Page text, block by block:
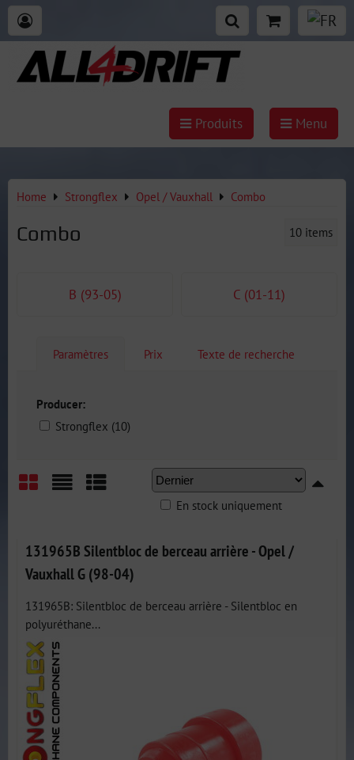
Produits Menu
Home Strongflex Opel / Vauxhall Combo
Combo 10 items
B (93-05) C (01-11)
Paramètres Prix Texte de recherche
Producer:
Strongflex (10)
En stock uniquement
131965B Silentbloc de berceau arrière - Opel /
Vauxhall G (98-04)
131965B: Silentbloc de berceau arrière - Silentbloc en
polyuréthane...